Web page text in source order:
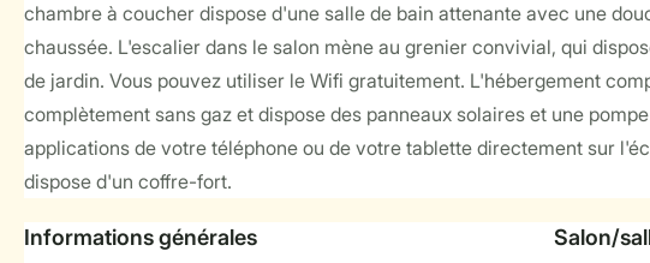
chambre à coucher dispose d'une salle de bain attenante avec une
chaussée. L'escalier dans le salon mène au grenier convivial, qui
de jardin. Vous pouvez utiliser le Wifi gratuitement. L'hébergement
complètement sans gaz et dispose des panneaux solaires et une
applications de votre téléphone ou de votre tablette directement sur
dispose d'un coffre-fort.
Informations générales Salon/